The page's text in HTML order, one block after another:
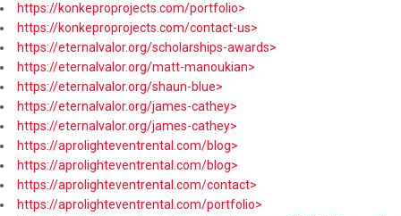
https://konkeproprojects.com/portfolio>
https://konkeproprojects.com/contact-us>
https://eternalvalor.org/scholarships-awards>
https://eternalvalor.org/matt-manoukian>
https://eternalvalor.org/shaun-blue>
https://eternalvalor.org/james-cathey>
https://eternalvalor.org/james-cathey>
https://aprolighteventrental.com/blog>
https://aprolighteventrental.com/blog>
https://aprolighteventrental.com/contact>
https://aprolighteventrental.com/portfolio>